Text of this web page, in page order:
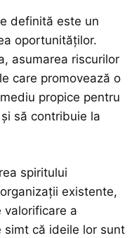
definită este un
oportunităților.
asumarea riscurilor
care promovează o
propice pentru
să contribuie la
spiritului
existente,
valorificare a
că ideile lor sunt